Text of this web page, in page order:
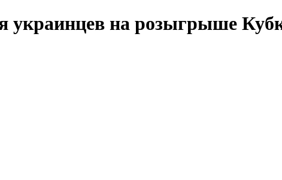
украинцев на розыгрыше